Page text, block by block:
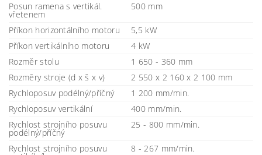
Posun ramena s vertikál.
vřetenem
500 mm
Příkon horizontálního motoru
5,5 kW
Příkon vertikálního motoru
4 kW
Rozměr stolu
1 650 - 360 mm
Rozměry stroje (d x š x v)
2 550 x 2 160 x 2 100 mm
Rychloposuv podélný/příčný
1 200 mm/min.
Rychloposuv vertikální
400 mm/min.
Rychlost strojního posuvu
podélný/příčný
25 - 800 mm/min.
Rychlost strojního posuvu 8 - 267 mm/min.